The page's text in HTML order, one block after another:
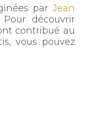
par Jean
Pour découvrir
contribué au
vous pouvez